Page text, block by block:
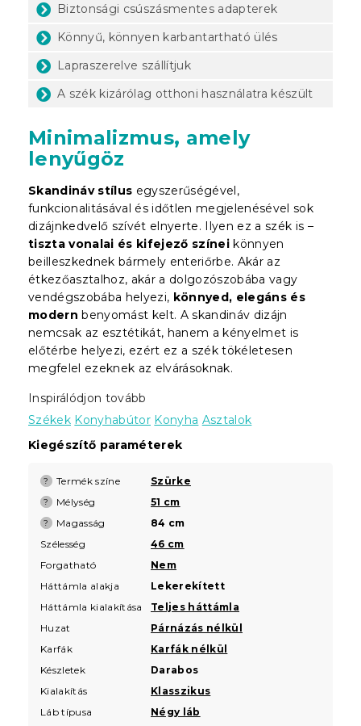
Biztonsági csúszásmentes adapterek
Könnyű, könnyen karbantartható ülés
Lapraszerelve szállítjuk
A szék kizárólag otthoni használatra készült
Minimalizmus, amely
lenyűgöz
Skandináv stílus egyszerűségével,
funkcionalitásával és időtlen megjelenésével sok
dizájnkedvelő szívét elnyerte. Ilyen ez a szék is –
tiszta vonalai és kifejező színei könnyen
beilleszkednek bármely enteriőrbe. Akár az
étkezőasztalhoz, akár a dolgozószobába vagy
vendégszobába helyezi, könnyed, elegáns és
modern benyomást kelt. A skandináv dizájn
nemcsak az esztétikát, hanem a kényelmet is
előtérbe helyezi, ezért ez a szék tökéletesen
megfelel ezeknek az elvárásoknak.
Inspirálódjon tovább
Székek Konyhabútor Konyha Asztalok
Kiegészítő paraméterek
? Termék színe Szürke
? Mélység 51 cm
? Magasság
84 cm
Szélesség
46 cm
Forgatható
Nem
Háttámla alakja
Lekerekített
Háttámla kialakítása
Teljes háttámla
Huzat
Párnázás nélkül
Karfák
Karfák nélkül
Készletek
Darabos
Kialakítás
Klasszikus
Láb típusa
Négy láb